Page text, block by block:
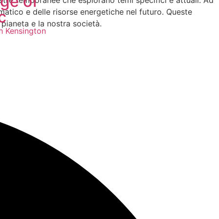
e delle risorse energetiche nel futuro. Queste
e la nostra società.
Kensington